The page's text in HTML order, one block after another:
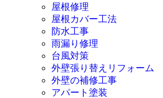
屋根修理
屋根カバー工法
防水工事
雨漏り修理
台風対策
外壁張り替えリフォーム
外壁の補修工事
アパート塗装